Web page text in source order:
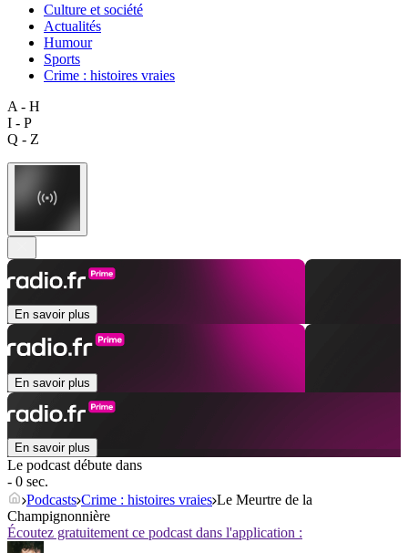
Culture et société
Actualités
Humour
Sports
Crime : histoires vraies
A - H
I - P
Q - Z
En savoir plus
En savoir plus
En savoir plus
Le podcast débute dans
- 0 sec.
Podcasts Crime : histoires vraies Le Meurtre de la
Champignonnière
Écoutez gratuitement ce podcast dans l'application :